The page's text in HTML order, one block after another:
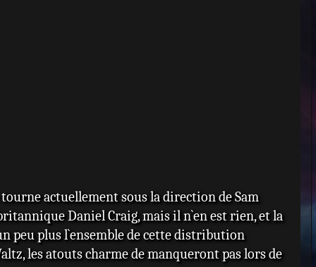
tourne actuellement sous la direction de Sam
Daniel Craig, mais il n`en est rien, et la
peu plus l`ensemble de cette distribution
les atouts charme de manqueront pas lors de